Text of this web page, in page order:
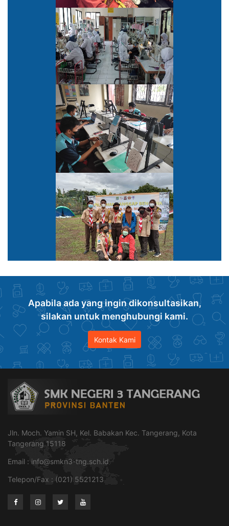
Apabila ada yang ingin dikonsultasikan,
silakan untuk menghubungi kami.
Kontak Kami
Jln. Moch. Yamin SH, Kel. Babakan Kec. Tangerang, Kota
Tangerang 15118
Email : info@smkn3-tng.sch.id
Telepon/Fax : (021) 5521213